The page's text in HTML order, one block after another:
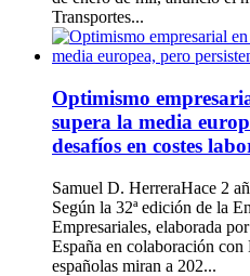
Transportes...
Optimismo
supera la media
desafíos en costes
Samuel D. HerreraHace 2
Según la 32ª edición de la
Empresariales, elaborada
España en colaboración con
españolas miran a 202...